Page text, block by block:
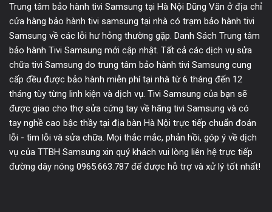
Trung tâm bảo hành tivi Samsung tại Hà Nội Dũng Văn ở địa chỉ
cửa hàng bảo hành tivi samsung tại nhà có trạm bảo hành tivi
Samsung về các lỗi hư hỏng thường gặp. Danh Sách Trung tâm
bảo hành Tivi Samsung mới cập nhật. Tất cả các dịch vụ sửa
chữa tivi Samsung do trung tâm bảo hành tivi Samsung cung
cấp đều được bảo hành miễn phí tại nhà từ 6 tháng đến 12
tháng tùy từng linh kiện và dịch vụ. Tivi Samsung của bạn sẽ
được giao cho thợ sửa cứng tay về hãng tivi Samsung và có
tay nghề cao bậc thầy tại địa bàn Hà Nội trực tiếp chuẩn đoán
lỗi - tìm lỗi và sửa chữa. Mọi thắc mắc, phản hồi, góp ý về dịch
vụ của TTBH Samsung xin quý khách vui lòng liên hệ trực tiếp
đường dây nóng 0965.663.787 để được hỗ trợ và xử lý tốt nhất!